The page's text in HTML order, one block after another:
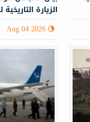
الزيارة
Aug 04 2026